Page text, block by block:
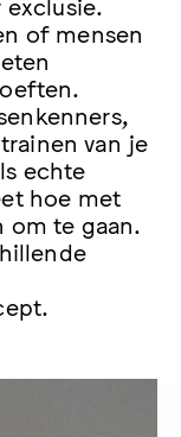
of mensen
van je
echte
hoe met
om te gaan.